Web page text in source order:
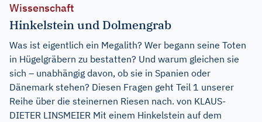
Wissenschaft
Hinkelstein und Dolmengrab
Was ist eigentlich ein Megalith? Wer begann seine Toten
in Hügelgräbern zu bestatten? Und warum gleichen sie
sich – unabhängig davon, ob sie in Spanien oder
Dänemark stehen? Diesen Fragen geht Teil 1 unserer
Reihe über die steinernen Riesen nach. von KLAUS-
DIETER LINSMEIER Mit einem Hinkelstein auf dem